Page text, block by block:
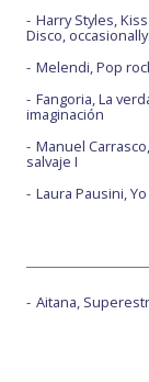
Harry Styles,
Disco, occasionally.
Melendi, Pop
Fangoria, La
imaginación
Manuel
salvaje I
Laura Pausini,
Aitana,